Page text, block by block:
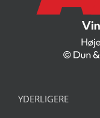
YDERLIGERE